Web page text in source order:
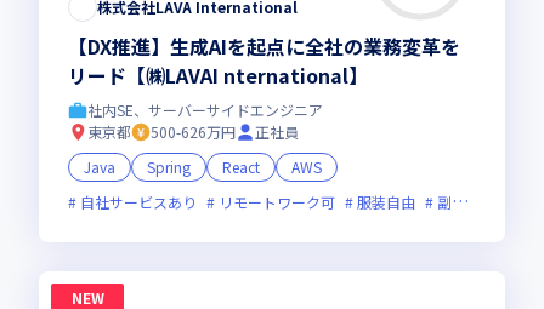
株式会社LAVA International
【DX推進】生成AIを起点に全社の業務変革を
リード【㈱LAVAI nternational】
社内SE、サーバーサイドエンジニア
東京都
500-626万円
正社員
Java
Spring React
AWS
自社サービスあり
リモートワーク可 服装自由 副業可
NEW